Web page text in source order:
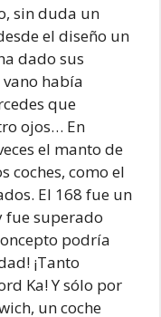
sin duda un
el diseño un
dado sus
había
que
ojos… En
el manto de
coches, como el
El 168 fue un
fue superado
podría
¡Tanto
Ka! Y sólo por
un coche